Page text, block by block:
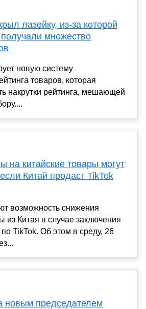
лазейку, из-за которой
множество
новую систему
товаров, которая
накрутки рейтинга, мешающей
на китайские товары могут
Китай продаст TikTok
возможность снижения
из Китая в случае заключения
TikTok. Об этом в среду, 26
новым председателем